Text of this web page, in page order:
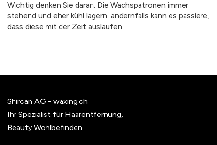
Wichtig denken Sie daran. Die Wachspatronen immer
stehend und eher kühl lagern, andernfalls kann es passiere,
dass diese mit der Zeit auslaufen.
Shircan AG - waxing.ch
Ihr Spezialist für Haarentfernung,
Beauty Wohlbefinden